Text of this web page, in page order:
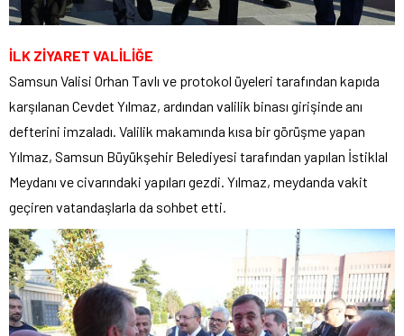
İLK ZİYARET VALİLİĞE
Samsun Valisi Orhan Tavlı ve protokol üyeleri tarafından kapıda
karşılanan Cevdet Yılmaz, ardından valilik binası girişinde anı
defterini imzaladı. Valilik makamında kısa bir görüşme yapan
Yılmaz, Samsun Büyükşehir Belediyesi tarafından yapılan İstiklal
Meydanı ve civarındaki yapıları gezdi. Yılmaz, meydanda vakit
geçiren vatandaşlarla da sohbet etti.